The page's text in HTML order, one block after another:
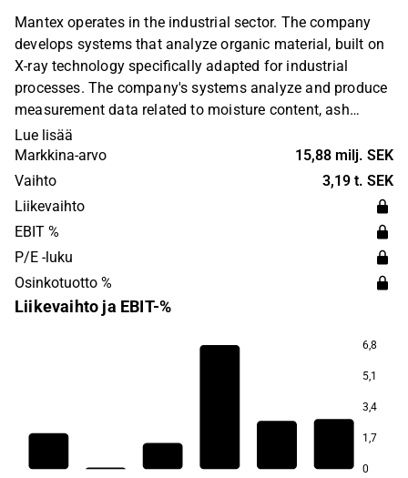
Mantex operates in the industrial sector. The company
develops systems that analyze organic material, built on
X-ray technology specifically adapted for industrial
processes. The company's systems analyze and produce
measurement data related to moisture content, ash
content and energy content, for example. The company's
customers are found among players in the pulp and
heavy industry sectors. The head office is located in
Kista.
Lue lisää
Markkina-arvo
15,88 milj. SEK
Vaihto
3,19 t. SEK
Liikevaihto
EBIT %
P/E -luku
Osinkotuotto %
Liikevaihto ja EBIT-%
6,8
5,1
3,4
1,7
0